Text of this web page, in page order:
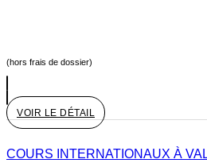
(hors frais de dossier)
VOIR LE DÉTAIL
COURS INTERNATIONAUX À